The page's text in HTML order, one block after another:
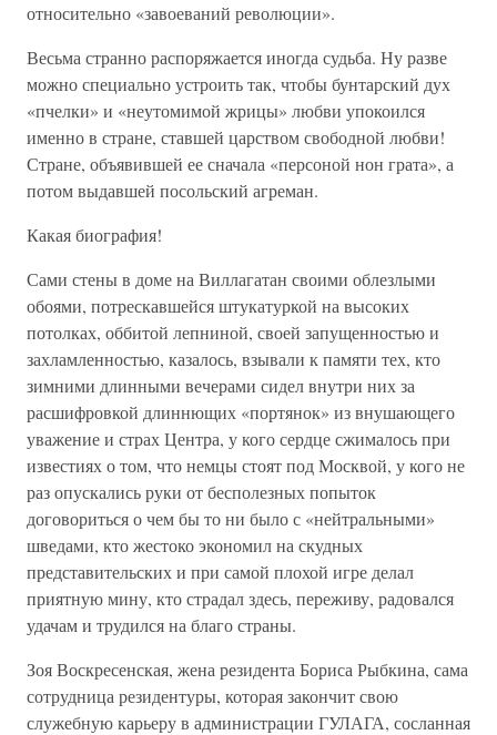
относительно «завоеваний революции».
Весьма странно распоряжается иногда судьба. Ну разве
можно специально устроить так, чтобы бунтарский дух
«пчелки» и «неутомимой жрицы» любви упокоился
именно в стране, ставшей царством свободной любви!
Стране, объявившей ее сначала «персоной нон грата», а
потом выдавшей посольский агреман.
Какая биография!
Сами стены в доме на Виллагатан своими облезлыми
обоями, потрескавшейся штукатуркой на высоких
потолках, оббитой лепниной, своей запущенностью и
захламленностью, казалось, взывали к памяти тех, кто
зимними длинными вечерами сидел внутри них за
расшифровкой длиннющих «портянок» из внушающего
уважение и страх Центра, у кого сердце сжималось при
известиях о том, что немцы стоят под Москвой, у кого не
раз опускались руки от бесполезных попыток
договориться о чем бы то ни было с «нейтральными»
шведами, кто жестоко экономил на скудных
представительских и при самой плохой игре делал
приятную мину, кто страдал здесь, переживу, радовался
удачам и трудился на благо страны.
Зоя Воскресенская, жена резидента Бориса Рыбкина, сама
сотрудница резидентуры, которая закончит свою
служебную карьеру в администрации ГУЛАГА, сосланная